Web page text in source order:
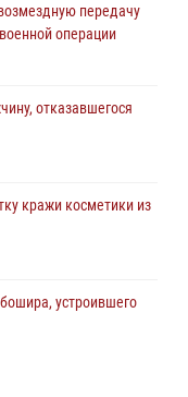
состоялось
передачу
операции
отказавшегося
кражи косметики из
устроившего